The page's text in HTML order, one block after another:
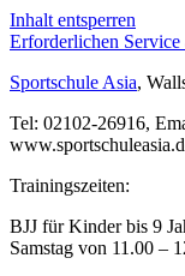
Inhalt entsperren
Erforderlichen Service
Sportschule Asia,
Tel: 02102-26916,
Trainingszeiten:
BJJ für Kinder bis 9
Samstag von 11.00 –